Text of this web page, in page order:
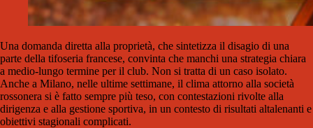
Una domanda diretta alla proprietà, che sintetizza il disagio di una
parte della tifoseria francese, convinta che manchi una strategia chiara
a medio-lungo termine per il club. Non si tratta di un caso isolato.
Anche a Milano, nelle ultime settimane, il clima attorno alla società
rossonera si è fatto sempre più teso, con contestazioni rivolte alla
dirigenza e alla gestione sportiva, in un contesto di risultati altalenanti e
obiettivi stagionali complicati.